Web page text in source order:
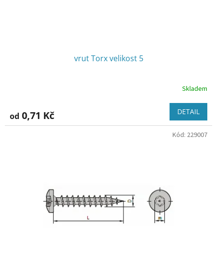
vrut Torx velikost 5
Skladem
od 0,71 Kč DETAIL
Kód: 229007